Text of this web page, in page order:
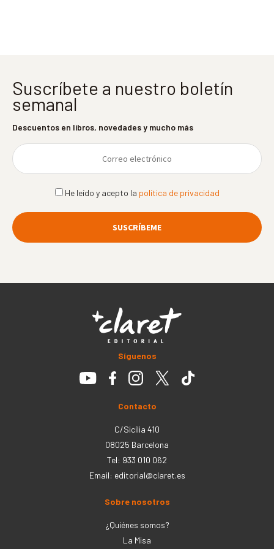
Suscríbete a nuestro boletín
semanal
Descuentos en libros, novedades y mucho más
He leído y acepto la política de privacidad
Síguenos
Contacto
C/Sicília 410
08025 Barcelona
Tel: 933 010 062
Email: editorial@claret.es
Sobre nosotros
¿Quiénes somos?
La Misa